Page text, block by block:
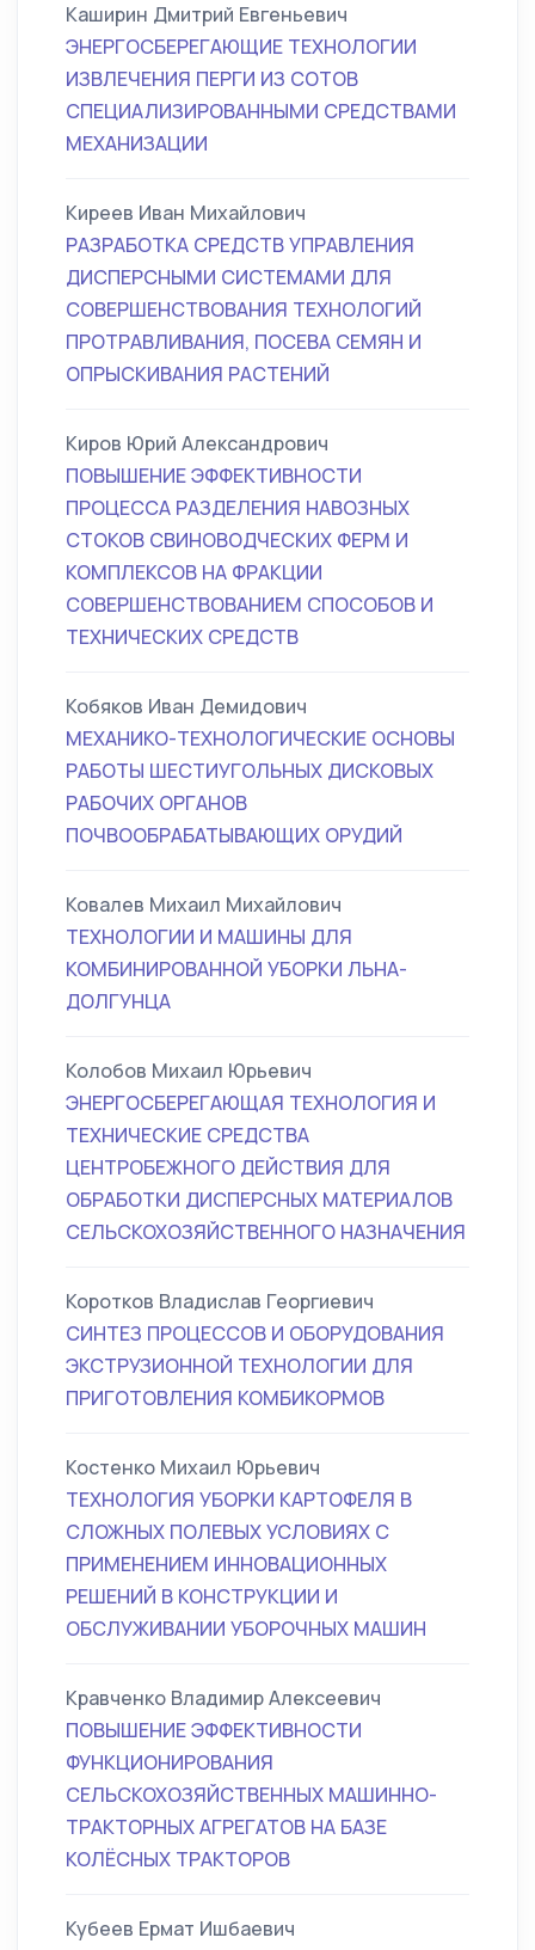
Каширин Дмитрий Евгеньевич
ЭНЕРГОСБЕРЕГАЮЩИЕ ТЕХНОЛОГИИ
ИЗВЛЕЧЕНИЯ ПЕРГИ ИЗ СОТОВ
СПЕЦИАЛИЗИРОВАННЫМИ СРЕДСТВАМИ
МЕХАНИЗАЦИИ
Киреев Иван Михайлович
РАЗРАБОТКА СРЕДСТВ УПРАВЛЕНИЯ
ДИСПЕРСНЫМИ СИСТЕМАМИ ДЛЯ
СОВЕРШЕНСТВОВАНИЯ ТЕХНОЛОГИЙ
ПРОТРАВЛИВАНИЯ, ПОСЕВА СЕМЯН И
ОПРЫСКИВАНИЯ РАСТЕНИЙ
Киров Юрий Александрович
ПОВЫШЕНИЕ ЭФФЕКТИВНОСТИ
ПРОЦЕССА РАЗДЕЛЕНИЯ НАВОЗНЫХ
СТОКОВ СВИНОВОДЧЕСКИХ ФЕРМ И
КОМПЛЕКСОВ НА ФРАКЦИИ
СОВЕРШЕНСТВОВАНИЕМ СПОСОБОВ И
ТЕХНИЧЕСКИХ СРЕДСТВ
Кобяков Иван Демидович
МЕХАНИКО-ТЕХНОЛОГИЧЕСКИЕ ОСНОВЫ
РАБОТЫ ШЕСТИУГОЛЬНЫХ ДИСКОВЫХ
РАБОЧИХ ОРГАНОВ
ПОЧВООБРАБАТЫВАЮЩИХ ОРУДИЙ
Ковалев Михаил Михайлович
ТЕХНОЛОГИИ И МАШИНЫ ДЛЯ
КОМБИНИРОВАННОЙ УБОРКИ ЛЬНА-
ДОЛГУНЦА
Колобов Михаил Юрьевич
ЭНЕРГОСБЕРЕГАЮЩАЯ ТЕХНОЛОГИЯ И
ТЕХНИЧЕСКИЕ СРЕДСТВА
ЦЕНТРОБЕЖНОГО ДЕЙСТВИЯ ДЛЯ
ОБРАБОТКИ ДИСПЕРСНЫХ МАТЕРИАЛОВ
СЕЛЬСКОХОЗЯЙСТВЕННОГО НАЗНАЧЕНИЯ
Коротков Владислав Георгиевич
СИНТЕЗ ПРОЦЕССОВ И ОБОРУДОВАНИЯ
ЭКСТРУЗИОННОЙ ТЕХНОЛОГИИ ДЛЯ
ПРИГОТОВЛЕНИЯ КОМБИКОРМОВ
Костенко Михаил Юрьевич
ТЕХНОЛОГИЯ УБОРКИ КАРТОФЕЛЯ В
СЛОЖНЫХ ПОЛЕВЫХ УСЛОВИЯХ С
ПРИМЕНЕНИЕМ ИННОВАЦИОННЫХ
РЕШЕНИЙ В КОНСТРУКЦИИ И
ОБСЛУЖИВАНИИ УБОРОЧНЫХ МАШИН
Кравченко Владимир Алексеевич
ПОВЫШЕНИЕ ЭФФЕКТИВНОСТИ
ФУНКЦИОНИРОВАНИЯ
СЕЛЬСКОХОЗЯЙСТВЕННЫХ МАШИННО-
ТРАКТОРНЫХ АГРЕГАТОВ НА БАЗЕ
КОЛЁСНЫХ ТРАКТОРОВ
Кубеев Ермат Ишбаевич